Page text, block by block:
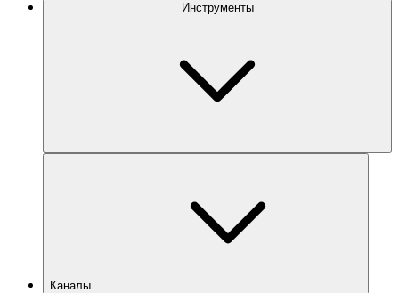
Инструменты
Каналы